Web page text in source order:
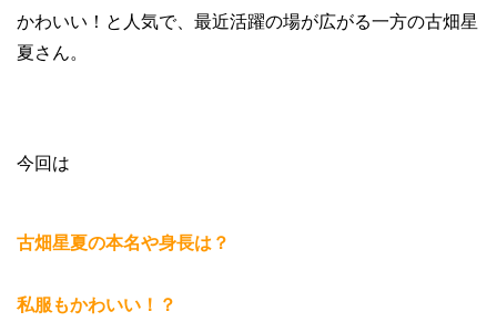
かわいい！と人気で、最近活躍の場が広がる一方の古畑星
夏さん。
今回は
古畑星夏の本名や身長は？
私服もかわいい！？